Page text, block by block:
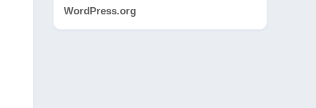
WordPress.org